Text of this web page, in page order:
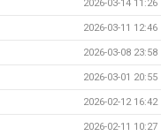
2026-03-14 11:26
2026-03-11 12:46
2026-03-08 23:58
2026-03-01 20:55
2026-02-12 16:42
2026-02-11 10:27